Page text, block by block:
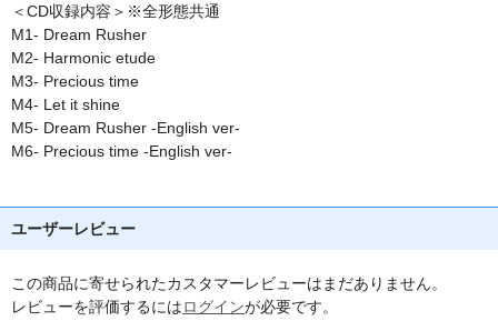
＜CD収録内容＞※全形態共通
M1- Dream Rusher
M2- Harmonic etude
M3- Precious time
M4- Let it shine
M5- Dream Rusher -English ver-
M6- Precious time -English ver-
ユーザーレビュー
この商品に寄せられたカスタマーレビューはまだありません。
レビューを評価するにはログインが必要です。